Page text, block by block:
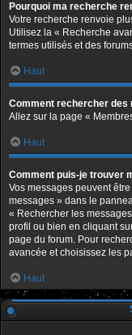
Pourquoi ma recherche
Votre recherche renvoie
Utilisez la « Recherche
termes utilisés et des
Haut
Comment rechercher des
Allez sur la page «
Haut
Comment puis-je trouver
Vos messages peuvent
messages » dans le
« Rechercher les
profil ou bien en cliquant
page du forum. Pour
avancée et choisissez les
Haut